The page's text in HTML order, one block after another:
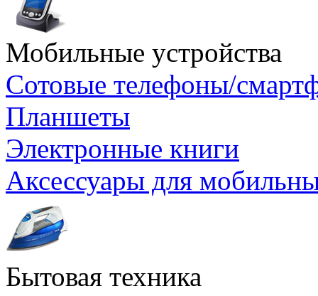
Мобильные устройства
Сотовые телефоны/
Планшеты
Электронные книги
Аксессуары для
Бытовая техника